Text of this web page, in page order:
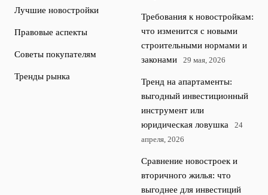
Лучшие новостройки
Правовые аспекты
Советы покупателям
Тренды рынка
Требования к новостройкам:
что изменится с новыми
строительными нормами и
законами
29 мая, 2026
Тренд на апартаменты:
выгодный инвестиционный
инструмент или
юридическая ловушка
24
апреля, 2026
Сравнение новостроек и
вторичного жилья: что
выгоднее для инвестиций